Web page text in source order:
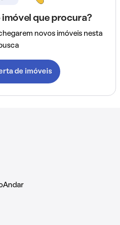
que procura?
novos imóveis nesta
de imóveis